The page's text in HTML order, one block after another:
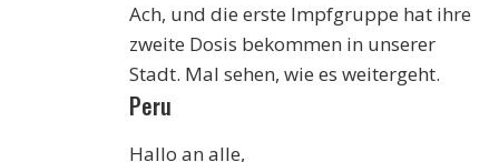
Ach, und die erste Impfgruppe hat ihre
zweite Dosis bekommen in unserer
Stadt. Mal sehen, wie es weitergeht.
Peru
Hallo an alle,